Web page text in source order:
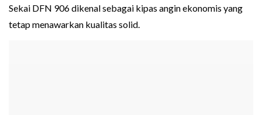
Sekai DFN 906 dikenal sebagai kipas angin ekonomis yang
tetap menawarkan kualitas solid.